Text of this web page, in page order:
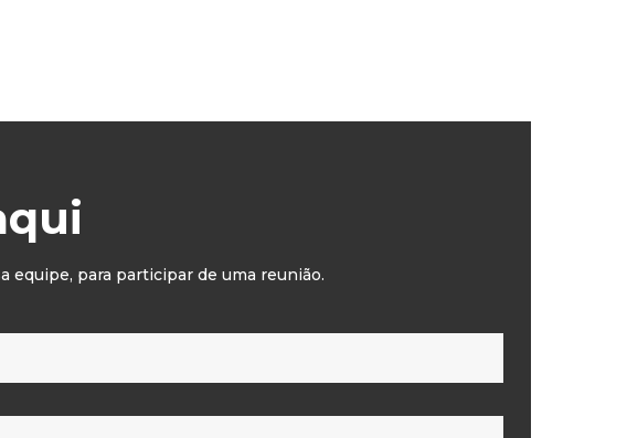
equipe, para participar de uma reunião.